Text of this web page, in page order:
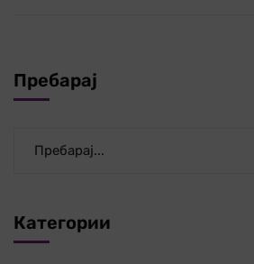
Пребарај
Категории